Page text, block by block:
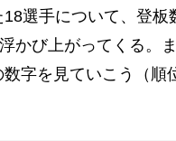
選手について、登板
かび上がってくる。
字を見ていこう（順